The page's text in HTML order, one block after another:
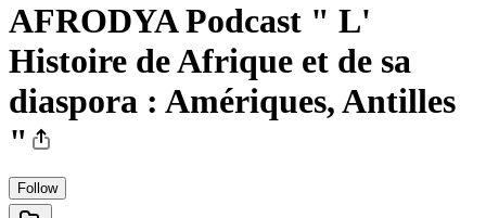
AFRODYA Podcast " L'
Histoire de Afrique et de sa
diaspora : Amériques, Antilles
"
Follow